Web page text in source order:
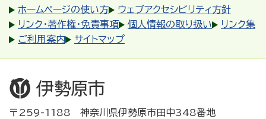
ホームページの使い方
ウェブアクセシビリティ方針
リンク・著作権・免責事項
個人情報の取り扱い
リンク集
ご利用案内
サイトマップ
〒259-1188 神奈川県伊勢原市田中348番地